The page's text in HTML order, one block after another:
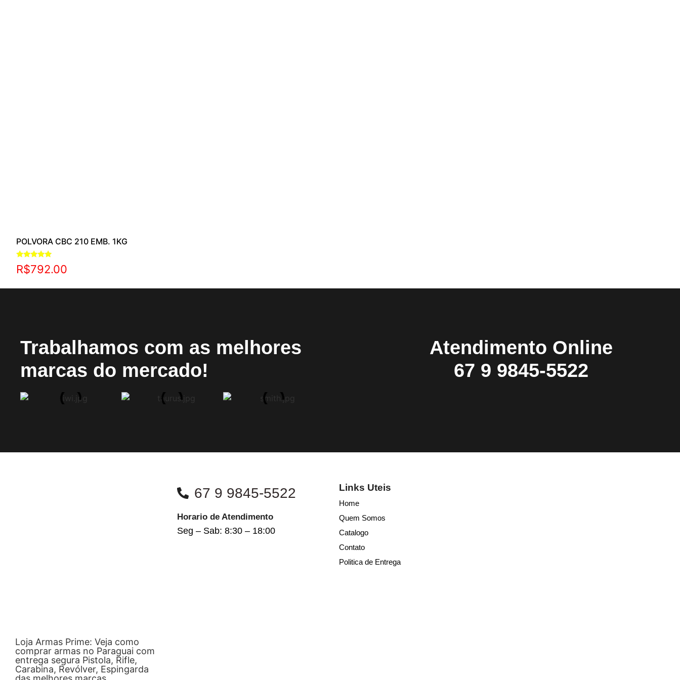
POLVORA CBC 210 EMB. 1KG
Avaliação
5.00
R$792.00
Trabalhamos com as melhores
marcas do mercado!
Atendimento Online
67 9 9845-5522
Loja Armas Prime: Veja como
comprar armas no Paraguai com
entrega segura Pistola, Rifle,
Carabina, Revólver, Espingarda
67 9 9845-5522
Horario de Atendimento
Seg – Sab: 8:30 – 18:00
Links Uteis
Home
Quem Somos
Catalogo
Contato
Politica de Entrega